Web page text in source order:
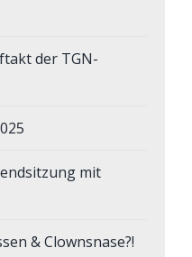
der TGN-
mit
& Clownsnase?!